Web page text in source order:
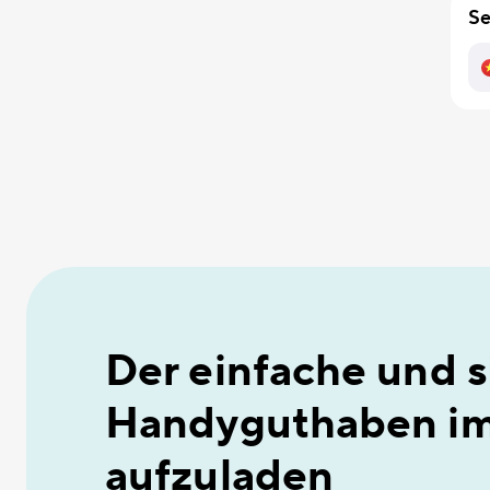
Der einfache und
Handyguthaben
aufzuladen